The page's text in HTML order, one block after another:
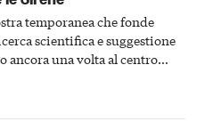
temporanea che fonde
scientifica e suggestione
ancora una volta al centro
del passato astigiano